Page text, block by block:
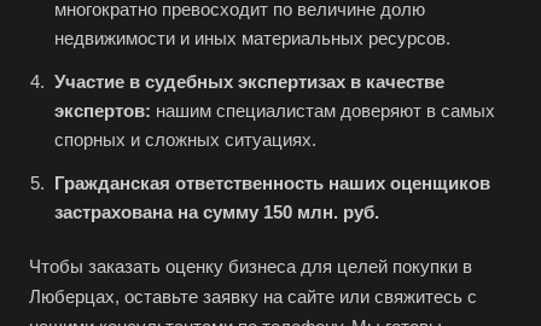
многократно превосходит по величине долю
недвижимости и иных материальных ресурсов.
Участие в судебных экспертизах в качестве
экспертов: нашим специалистам доверяют в самых
спорных и сложных ситуациях.
Гражданская ответственность наших оценщиков
застрахована на сумму 150 млн. руб.
Чтобы заказать оценку бизнеса для целей покупки в
Люберцах, оставьте заявку на сайте или свяжитесь с
Боровичи
Братск
Бронницы
Брянск
Бугульма
Бугуруслан